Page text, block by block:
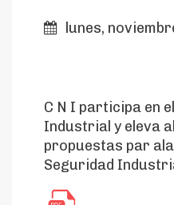
lunes,
C N I participa en
Industrial y eleva
propuestas par
Seguridad